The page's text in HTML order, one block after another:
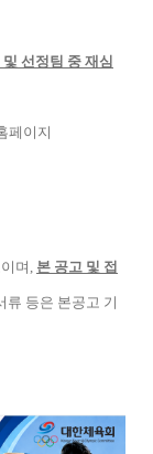
선정팀 중 재심
페이지
며 , 본 공고 및 접
류 등은 본공고 기